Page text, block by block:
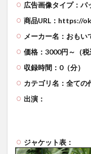
広告画像タイプ：パ
商品URL：https://
メーカー名：おもい
価格：3000円～（税
収録時間：0（分）
カテゴリ名：全ての
出演：
ジャケット表：